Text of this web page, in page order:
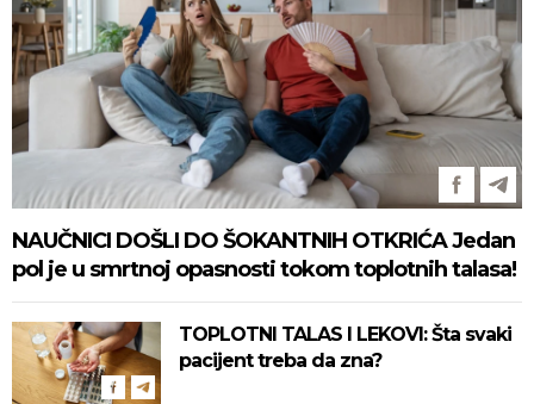
NAUČNICI DOŠLI DO ŠOKANTNIH OTKRIĆA Jedan
pol je u smrtnoj opasnosti tokom toplotnih talasa!
TOPLOTNI TALAS I LEKOVI: Šta svaki
pacijent treba da zna?